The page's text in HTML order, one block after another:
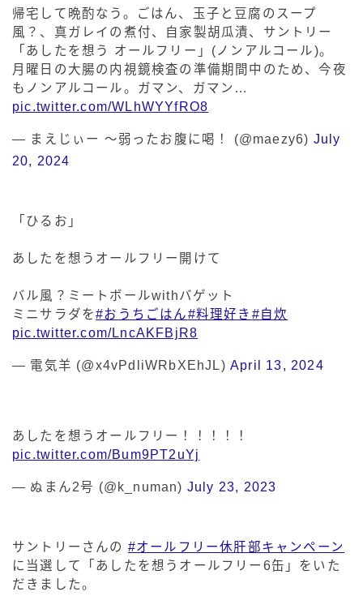
帰宅して晩酌なう。ごはん、玉子と豆腐のスープ
風？、真ガレイの煮付、自家製胡瓜漬、サントリー
「あしたを想う オールフリー」(ノンアルコール)。
月曜日の大腸の内視鏡検査の準備期間中のため、今夜
もノンアルコール。ガマン、ガマン…
pic.twitter.com/WLhWYYfRO8
— まえじぃー 〜弱ったお腹に喝！ (@maezy6) July
20, 2024
「ひるお」
あしたを想うオールフリー開けて
バル風？ミートボールwithバゲット
ミニサラダを#おうちごはん#料理好き #自炊
pic.twitter.com/LncAKFBjR8
— 電気羊 (@x4vPdliWRbXEhJL) April 13, 2024
あしたを想うオールフリー！！！！！
pic.twitter.com/Bum9PT2uYj
— ぬまん2号 (@k_numan) July 23, 2023
サントリーさんの #オールフリー休肝部キャンペーン
に当選して「あしたを想うオールフリー6缶」をいた
だきました。